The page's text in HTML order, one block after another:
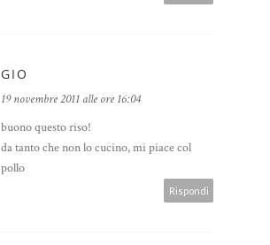
GIO
19 novembre 2011 alle ore 16:04
buono questo riso!
da tanto che non lo cucino, mi piace col
pollo
Rispondi